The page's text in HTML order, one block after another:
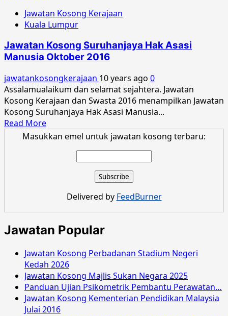
about
Jawatan
Suruhanjaya
Hak
Manusia
Ogos
2017
Jawatan Kosong Kerajaan
Kuala Lumpur
Jawatan Kosong Suruhanjaya Hak Asasi
Manusia Oktober 2016
jawatankosongkerajaan 10 years ago 0
Assalamualaikum dan selamat sejahtera. Jawatan
Kosong Kerajaan dan Swasta 2016 menampilkan Jawatan
Kosong Suruhanjaya Hak Asasi Manusia...
Read MoreRead
more
Manusia
Oktober
2016
Masukkan emel untuk jawatan kosong terbaru:
Delivered by FeedBurner
Jawatan Popular
Jawatan Kosong Perbadanan Stadium Negeri
Kedah 2026
Jawatan Kosong Majlis Sukan Negara 2025
Panduan Ujian Psikometrik Pembantu Perawatan…
Jawatan Kosong Kementerian Pendidikan Malaysia
Julai 2016